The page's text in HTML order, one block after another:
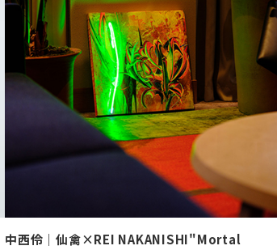
中西伶｜仙禽×REI NAKANISHI"Mortal